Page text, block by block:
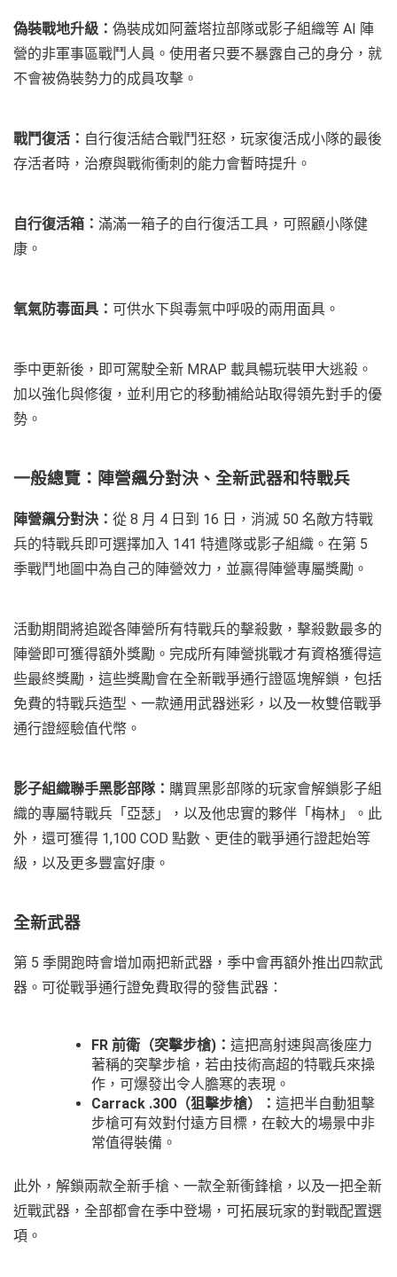
偽裝戰地升級： 偽裝成如阿蓋塔拉部隊或影子組織等 AI 陣
營的非軍事區戰鬥人員。使用者只要不暴露自己的身分，就
不會被偽裝勢力的成員攻擊。
戰鬥復活： 自行復活結合戰鬥狂怒，玩家復活成小隊的最後
存活者時，治療與戰術衝刺的能力會暫時提升。
自行復活箱： 滿滿一箱子的自行復活工具，可照顧小隊健
康。
氧氣防毒面具： 可供水下與毒氣中呼吸的兩用面具。
季中更新後，即可駕駛全新 MRAP 載具暢玩裝甲大逃殺。
加以強化與修復，並利用它的移動補給站取得領先對手的優
勢。
一般總覽：陣營飆分對決、全新武器和特戰兵
陣營飆分對決： 從 8 月 4 日到 16 日，消滅 50 名敵方特戰
兵的特戰兵即可選擇加入 141 特遣隊或影子組織。在第 5
季戰鬥地圖中為自己的陣營效力，並贏得陣營專屬獎勵。
活動期間將追蹤各陣營所有特戰兵的擊殺數，擊殺數最多的
陣營即可獲得額外獎勵。完成所有陣營挑戰才有資格獲得這
些最終獎勵，這些獎勵會在全新戰爭通行證區塊解鎖，包括
免費的特戰兵造型、一款通用武器迷彩，以及一枚雙倍戰爭
通行證經驗值代幣。
影子組織聯手黑影部隊： 購買黑影部隊的玩家會解鎖影子組
織的專屬特戰兵「亞瑟」，以及他忠實的夥伴「梅林」。此
外，還可獲得 1,100 COD 點數、更佳的戰爭通行證起始等
級，以及更多豐富好康。
全新武器
第 5 季開跑時會增加兩把新武器，季中會再額外推出四款武
器。可從戰爭通行證免費取得的發售武器：
FR 前衛（突擊步槍) ： 這把高射速與高後座力
著稱的突擊步槍，若由技術高超的特戰兵來操
作，可爆發出令人膽寒的表現。
Carrack .300 （狙擊步槍）： 這把半自動狙擊
步槍可有效對付遠方目標，在較大的場景中非
常值得裝備。
此外，解鎖兩款全新手槍、一款全新衝鋒槍，以及一把全新
近戰武器，全部都會在季中登場，可拓展玩家的對戰配置選
項。